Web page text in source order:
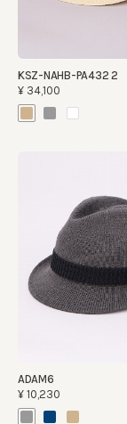
KSZ-NAHB-PA432 2
¥34,100
ADAM6
¥10,230